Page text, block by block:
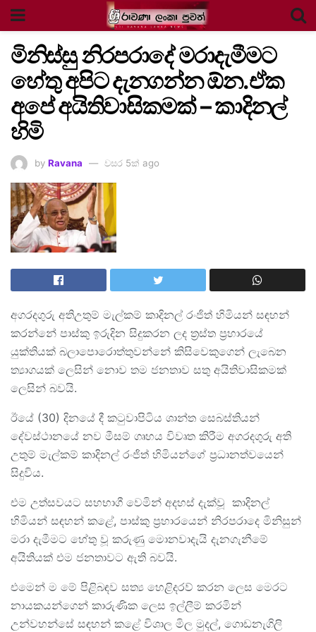
මිනිස්සු නිරපරාදේ මරාදැමීමට
හේතු අපිට දැනගන්න ඕන.ඒක
අපේ අයිතිවාසිකමක් – කාදිනල්
හිමි
by Ravana වසර 5ක් ago
අගරදගුරු අතිඋතුම් මැල්කම් කාදිනල් රංජිත් හිමියන් සඳහන්
කරන්නේ පාස්කු ඉරුදින සිදුකරන ලද ත්‍රස්ත ප්‍රහාරයේ
යුක්තියක් බලාපොරොත්තුවන්නේ කිසිවෙකුගෙන් ලැබෙන
ත්‍යාගයක් ලෙසින් නොව තම ජනතාව සතු අයිතිවාසිකමක්
ලෙසින් බවයි.
ඊයේ (30) දිනයේ දී කටුවාපිටිය ශාන්ත සෙබස්තියන්
දේවස්ථානයේ නව මීසම් ගෘහය විවෘත කිරීම අගරදගුරු අති
උතුම් මැල්කම් කාදිනල් රංජිත් හිමියන්ගේ ප්‍රධා‍නත්වයෙන්
සිදුවිය.
එම උත්සවයට සහභාගී වෙමින් අදහස් දැක්වූ කාදිනල්
හිමියන් සඳහන් කළේ, පාස්කු ප්‍රහාරයෙන් නිරපරාදෙ මිනිසුන්
මරා දැමීමට හේතු වූ කරුණු මොනවාදැයි දැනගැනීමේ
අයිතියක් එම ජනතාවට ඇති බවයි.
එමෙන් ම මේ පිළිබඳව සත්‍ය හෙළිදරව් කරන ලෙස මෙරට
නායකයන්ගෙන් කාරුණික ලෙස ඉල්ලීම් කරමින්
උන්වහන්සේ සඳහන් කළේ විශාල මිල මුදල්, ගොඩනැගිලි